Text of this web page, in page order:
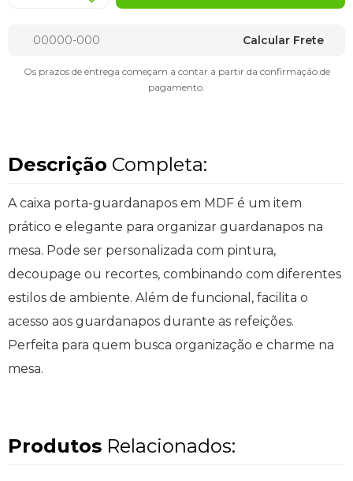
Calcular Frete
Os prazos de entrega começam a contar a partir da confirmação de
pagamento.
Descrição Completa:
A caixa porta-guardanapos em MDF é um item
prático e elegante para organizar guardanapos na
mesa. Pode ser personalizada com pintura,
decoupage ou recortes, combinando com diferentes
estilos de ambiente. Além de funcional, facilita o
acesso aos guardanapos durante as refeições.
Perfeita para quem busca organização e charme na
mesa.
Produtos Relacionados: